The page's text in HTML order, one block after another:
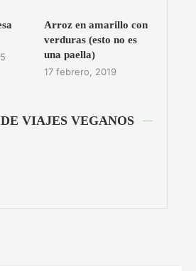
Arroz en amarillo con
verduras (esto no es
una paella)
17 febrero, 2019
VIAJES VEGANOS